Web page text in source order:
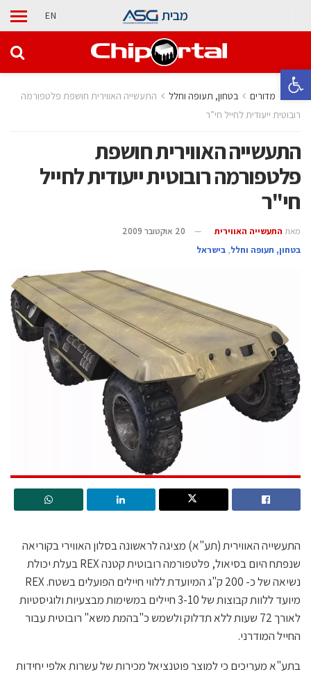
פתח סרגל נגישות
מבית EN
בית מדורים בטחון, תעופה וחלל
התעשייה האווירית חושפת פלטפורמה
רובוטית ייעודית לחייל חי”ר
התעשייה האווירית חושפת
פלטפורמה רובוטית ייעודית לחייל
חי"ר
מאת התעשייה האווירית
20 אוקטובר 2009
בטחון, תעופה וחלל, בישראל
התעשייה האווירית (תע"א) מציגה לראשונה בסלון האווירי בקוריאה
שנפתח היום בסיאול, פלטפורמה רובוטית קטנה REX בעלת יכולת
נשיאה של כ- 200 ק"ג המיועדת ללווי חיילים הפועלים בשטח. REX
מיועד ללוות קבוצות של 3-10 חיילים במשימות מבצעיות ולוגיסטיות
לאורך 72 שעות ללא תדלוק ולשמש כ"בהמת משא" רובוטית עבור
החייל המודרני.
בתע"א מעריכים כי למוצר פוטנציאל מכירות של עשרות אלפי יחידות